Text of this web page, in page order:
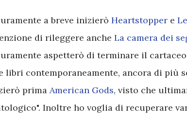
a breve inizierò Heartstopper e
di rileggere anche La camera dei
aspetterò di terminare il
libri contemporaneamente, ancora di più
prima American Gods, visto che
Inoltre ho voglia di recuperare